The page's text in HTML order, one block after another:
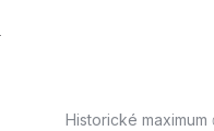
Historické maximum